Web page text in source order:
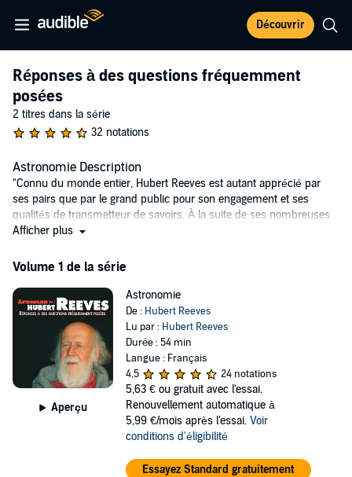
Découvrir
Réponses à des questions fréquemment
posées
2 titres dans la série
32 notations
Astronomie Description
"Connu du monde entier, Hubert Reeves est autant apprécié par
ses pairs que par le grand public pour son engagement et ses
qualités de transmetteur de savoirs. À la suite de ses nombreuses
conférences de vulgarisation, Hubert Reeves a voulu, avec son fils
lui sont le plus souvent posées. Il offre en réponse un propos
nécessite ordinairement une formation poussée."
Patrick Frémeaux & Bernard Gueffier
"Cette forme de pédagogie à partir des interrogations en direct des
auditeurs présente plusieurs avantages : d'abord de revenir sur
certains points délicats des raisonnements (...) ; Ensuite de
permettre un nouveau découpage du sujet selon un angle différent
de celui de la présentation elle-même (...) ; Et finalement de donner
l'occasion de toucher à des aspects élargis des sujets considérés,
en y intégrant des réflexions personnelles qui relèvent plus de
Afficher plus
Volume 1 de la série
Aperçu
Astronomie
De : Hubert Reeves
Lu par : Hubert Reeves
Durée : 54 min
Langue : Français
4,5
24 notations
5,63 € ou gratuit avec l'essai.
Renouvellement automatique à
5,99 €/mois après l'essai. Voir
conditions d'éligibilité
Essayez Standard gratuitement